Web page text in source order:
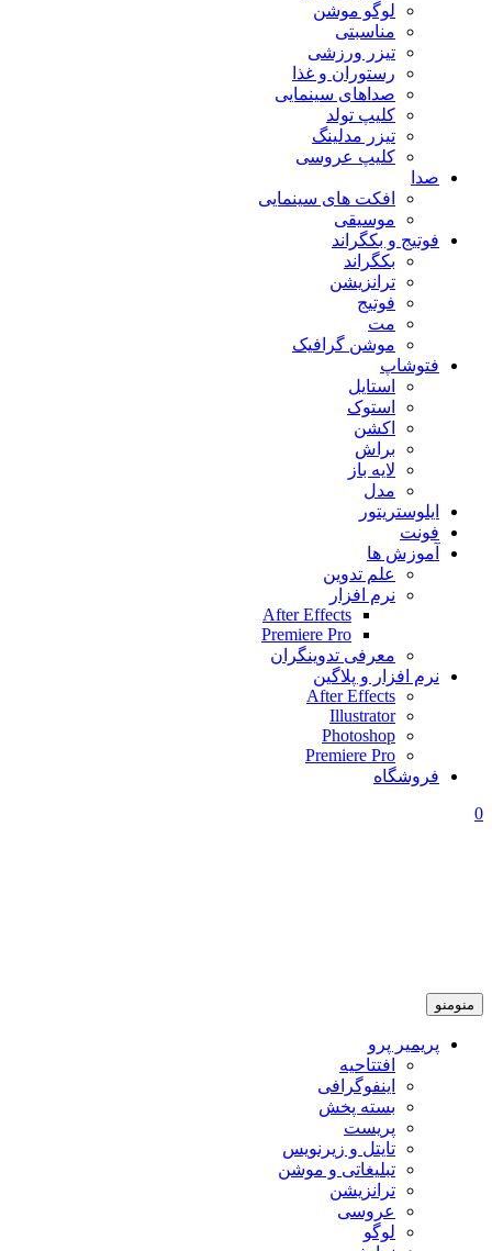
لوگو موشن
مناسبتی
تیزر ورزشی
رستوران و غذا
صداهای سینمایی
کلیپ تولد
تیزر مدلینگ
کلیپ عروسی
صدا
افکت های سینمایی
موسیقی
فوتیج و بکگراند
بکگراند
ترانزیشن
فوتیج
مت
موشن گرافیک
فتوشاپ
استایل
استوک
اکشن
براش
لایه باز
مدل
ایلوستریتور
فونت
آموزش ها
علم تدوین
نرم افزار
After Effects
Premiere Pro
معرفی تدوینگران
نرم افزار و پلاگین
After Effects
Illustrator
Photoshop
Premiere Pro
فروشگاه
0
منومنو
پریمیر پرو
افتتاحیه
اینفوگرافی
بسته پخش
پریست
تایتل و زیرنویس
تبلیغاتی و موشن
ترانزیشن
عروسی
لوگو